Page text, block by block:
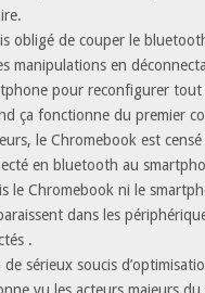
obligé de couper le
manipulations en
pour reconfigurer tout
ça fonctionne du premier
le Chromebook est
en bluetooth au
le Chromebook ni le
dans les
.
sérieux soucis